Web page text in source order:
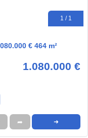
1 / 1
€ 464 m²
1.080.000 €
➦ ➜